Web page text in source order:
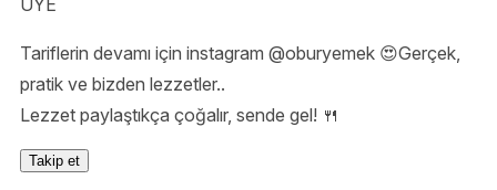
Tariflerin devamı için instagram @oburyemek 😍Gerçek,
pratik ve bizden lezzetler..
Lezzet paylaştıkça çoğalır, sende gel! 🍴
Takip et